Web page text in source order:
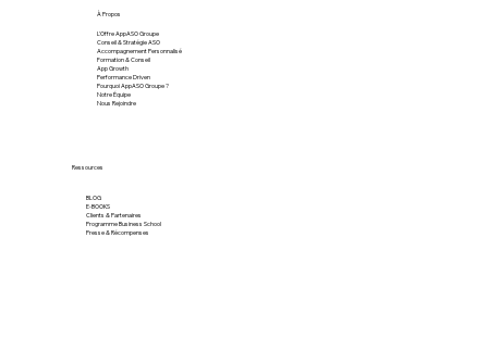
Ressources
BLOG
E-BOOKS
Clients & Partenaires
Programme Business School
Presse & Récompenses
À Propos
L'Offre AppASO Groupe
Conseil & Stratégie ASO
Accompagnement Personnalisé
Formation & Conseil
App Growth
Performance Driven
Pourquoi AppASO Groupe ?
Notre Équipe
Nous Rejoindre